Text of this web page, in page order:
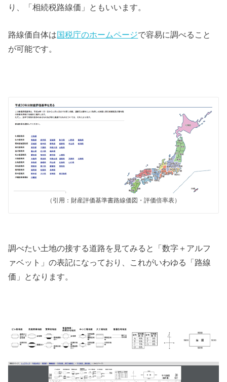
り、「相続税路線価」ともいいます。
路線価自体は国税庁のホームページで容易に調べること
が可能です。
（引用：財産評価基準書路線価図・評価倍率表）
調べたい土地の接する道路を見てみると「数字＋アルフ
ァベット」の表記になっており、これがいわゆる「路線
価」となります。